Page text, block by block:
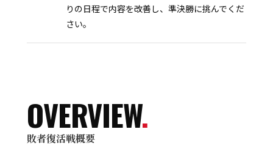
りの日程で内容を改善し、準決勝に挑んでくだ
さい。
OVERVIEW.
敗者復活戦概要